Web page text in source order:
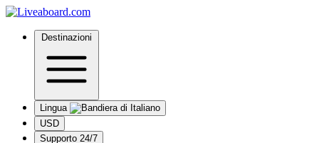
Destinazioni
Lingua
USD
Supporto 24/7